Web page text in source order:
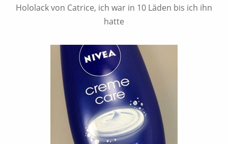
Hololack von Catrice, ich war in 10 Läden bis ich ihn
hatte